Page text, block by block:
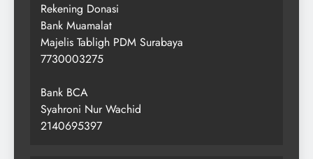
Rekening Donasi
Bank Muamalat
Majelis Tabligh PDM Surabaya
7730003275
Bank BCA
Syahroni Nur Wachid
2140695397